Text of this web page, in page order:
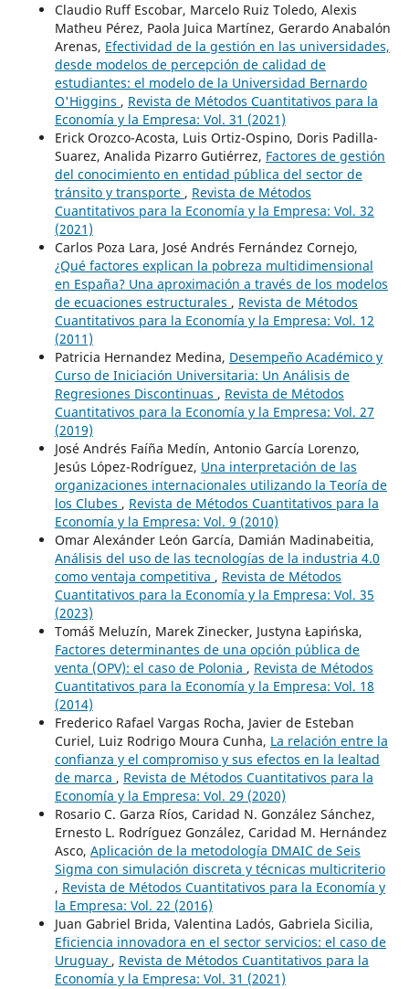
Claudio Ruff Escobar, Marcelo Ruiz Toledo, Alexis
Matheu Pérez, Paola Juica Martínez, Gerardo Anabalón
Arenas, Efectividad de la gestión en las universidades,
desde modelos de percepción de calidad de
estudiantes: el modelo de la Universidad Bernardo
O'Higgins , Revista de Métodos Cuantitativos para la
Economía y la Empresa: Vol. 31 (2021)
Erick Orozco-Acosta, Luis Ortiz-Ospino, Doris Padilla-
Suarez, Analida Pizarro Gutiérrez, Factores de gestión
del conocimiento en entidad pública del sector de
tránsito y transporte , Revista de Métodos
Cuantitativos para la Economía y la Empresa: Vol. 32
(2021)
Carlos Poza Lara, José Andrés Fernández Cornejo,
¿Qué factores explican la pobreza multidimensional
en España? Una aproximación a través de los modelos
de ecuaciones estructurales , Revista de Métodos
Cuantitativos para la Economía y la Empresa: Vol. 12
(2011)
Patricia Hernandez Medina, Desempeño Académico y
Curso de Iniciación Universitaria: Un Análisis de
Regresiones Discontinuas , Revista de Métodos
Cuantitativos para la Economía y la Empresa: Vol. 27
(2019)
José Andrés Faíña Medín, Antonio García Lorenzo,
Jesús López-Rodríguez, Una interpretación de las
organizaciones internacionales utilizando la Teoría de
los Clubes , Revista de Métodos Cuantitativos para la
Economía y la Empresa: Vol. 9 (2010)
Omar Alexánder León García, Damián Madinabeitia,
Análisis del uso de las tecnologías de la industria 4.0
como ventaja competitiva , Revista de Métodos
Cuantitativos para la Economía y la Empresa: Vol. 35
(2023)
Tomáš Meluzín, Marek Zinecker, Justyna Łapińska,
Factores determinantes de una opción pública de
venta (OPV): el caso de Polonia , Revista de Métodos
Cuantitativos para la Economía y la Empresa: Vol. 18
(2014)
Frederico Rafael Vargas Rocha, Javier de Esteban
Curiel, Luiz Rodrigo Moura Cunha, La relación entre la
confianza y el compromiso y sus efectos en la lealtad
de marca , Revista de Métodos Cuantitativos para la
Economía y la Empresa: Vol. 29 (2020)
Rosario C. Garza Ríos, Caridad N. González Sánchez,
Ernesto L. Rodríguez González, Caridad M. Hernández
Asco, Aplicación de la metodología DMAIC de Seis
Sigma con simulación discreta y técnicas multicriterio
, Revista de Métodos Cuantitativos para la Economía y
la Empresa: Vol. 22 (2016)
Juan Gabriel Brida, Valentina Ladós, Gabriela Sicilia,
Eficiencia innovadora en el sector servicios: el caso de
Uruguay , Revista de Métodos Cuantitativos para la
Economía y la Empresa: Vol. 31 (2021)